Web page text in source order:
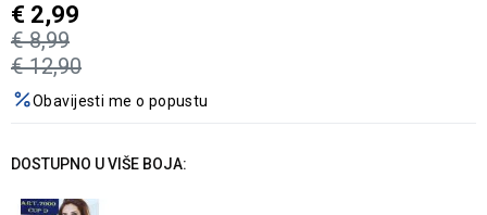
€ 12,90
€ 8,99
€ 2,99
Obavijesti me o popustu
DOSTUPNO U VIŠE BOJA: